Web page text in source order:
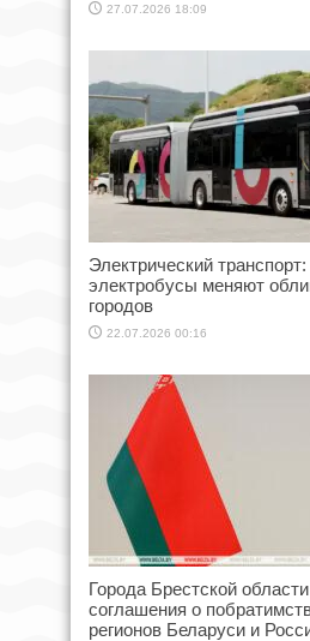
27.07.2026 18:09
Электрический транспорт:
электробусы меняют
городов
22.07.2026 00:16
Города Брестской
соглашения о
регионов Беларуси и